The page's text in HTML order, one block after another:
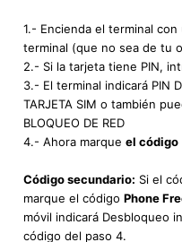
1.- Encienda el terminal
terminal (que no sea de tu
2.- Si la tarjeta tiene PIN,
3.- El terminal indicará PIN
TARJETA SIM o también
BLOQUEO DE RED
4.- Ahora marque el código
Código secundario: Si el
marque el código Phone
móvil indicará Desbloqueo
código del paso 4.